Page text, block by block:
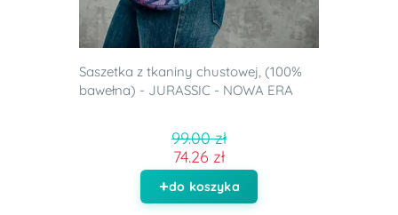
Saszetka z tkaniny chustowej, (100%
bawełna) - JURASSIC - NOWA ERA
99.00 zł
74.26 zł
do koszyka